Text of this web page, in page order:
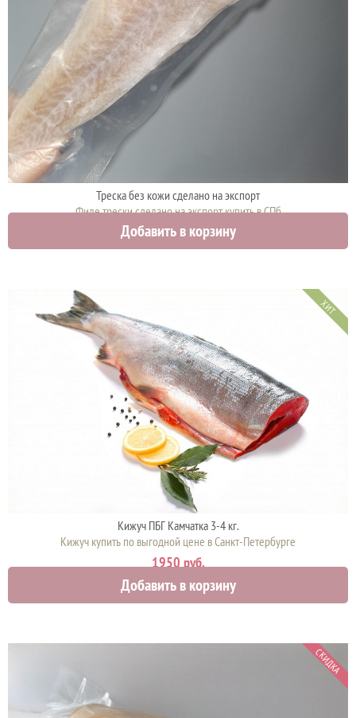
Треска без кожи сделано на экспорт
Филе трески сделано на экспорт купить в СПб
12500 руб.
Добавить в корзину
ХИТ
Кижуч ПБГ Камчатка 3-4 кг.
Кижуч купить по выгодной цене в Санкт-Петербурге
1950 руб.
Добавить в корзину
СКИДКА